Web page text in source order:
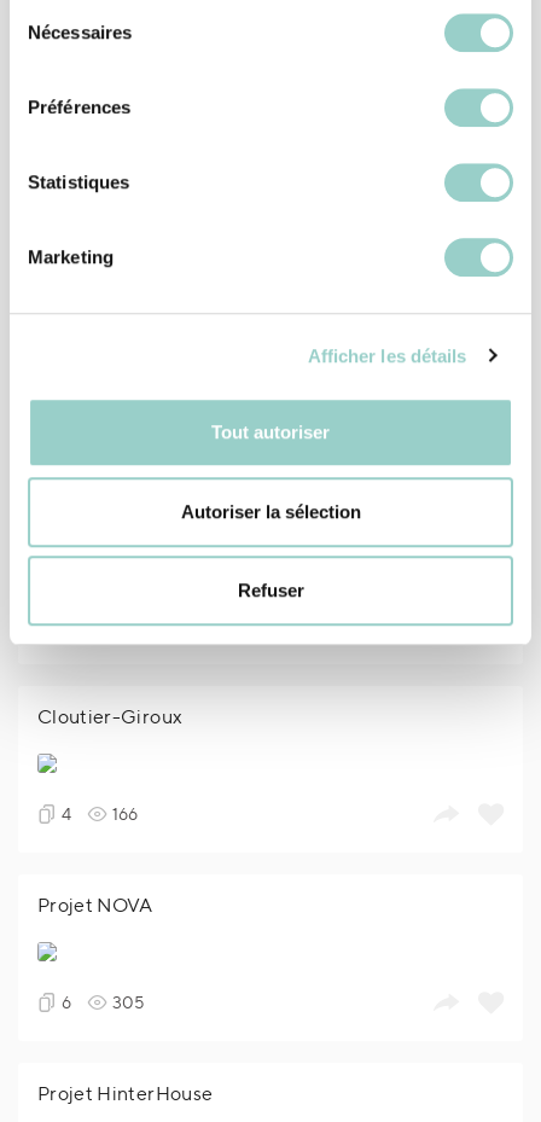
Nécessaires
Préférences
Statistiques
Marketing
Afficher les détails
Tout autoriser
Autoriser la sélection
Refuser
7
4 174
Cloutier-Giroux
4 166
Projet NOVA
6 305
Projet HinterHouse